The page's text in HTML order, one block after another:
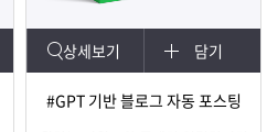
상세보기 담기
#GPT 기반 블로그 자동 포스팅